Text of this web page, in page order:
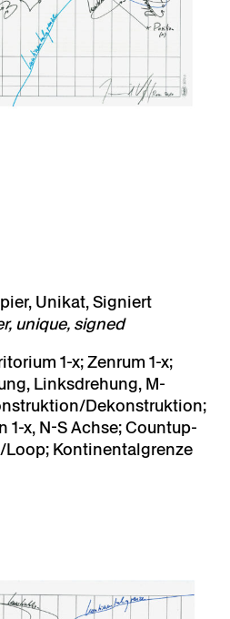
Unikat, Signiert
unique, signed
1-x; Zenrum 1-x;
Linksdrehung, M-
Dekonstruktion;
1-x, N-S Achse; Countup-
Loop; Kontinentalgrenze